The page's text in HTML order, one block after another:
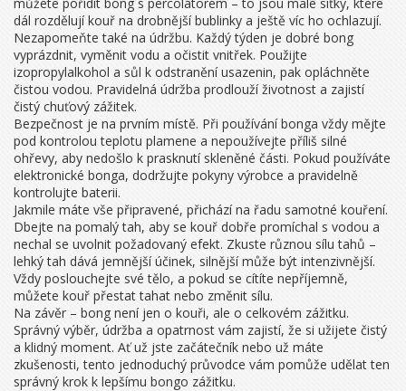
dál rozdělují kouř na drobnější bublinky a ještě víc ho ochlazují.
Nezapomeňte také na údržbu. Každý týden je dobré bong
vyprázdnit, vyměnit vodu a očistit vnitřek. Použijte
izopropylalkohol a sůl k odstranění usazenin, pak opláchněte
čistou vodou. Pravidelná údržba prodlouží životnost a zajistí
čistý chuťový zážitek.
Bezpečnost je na prvním místě. Při používání bonga vždy mějte
pod kontrolou teplotu plamene a nepoužívejte příliš silné
ohřevy, aby nedošlo k prasknutí skleněné části. Pokud používáte
elektronické bonga, dodržujte pokyny výrobce a pravidelně
kontrolujte baterii.
Jakmile máte vše připravené, přichází na řadu samotné kouření.
Dbejte na pomalý tah, aby se kouř dobře promíchal s vodou a
nechal se uvolnit požadovaný efekt. Zkuste různou sílu tahů –
lehký tah dává jemnější účinek, silnější může být intenzivnější.
Vždy poslouchejte své tělo, a pokud se cítíte nepříjemně,
můžete kouř přestat tahat nebo změnit sílu.
Na závěr – bong není jen o kouři, ale o celkovém zážitku.
Správný výběr, údržba a opatrnost vám zajistí, že si užijete čistý
a klidný moment. Ať už jste začátečník nebo už máte
zkušenosti, tento jednoduchý průvodce vám pomůže udělat ten
správný krok k lepšímu bongo zážitku.